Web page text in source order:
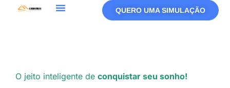
QUERO UMA SIMULAÇÃO
O jeito inteligente de conquistar seu sonho!